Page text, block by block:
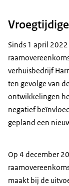
Sinds 1 april
verhuisbedrijf
ten gevolge van
ontwikkelingen
negatief
gepland een
Op 4 december
maakt bij de